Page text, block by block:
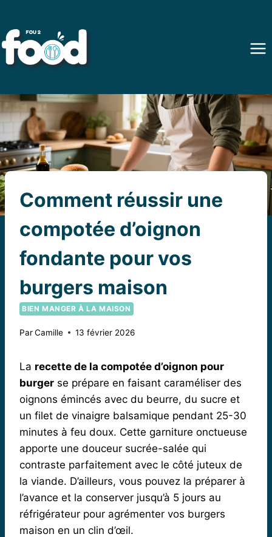
contenu
Comment réussir une
compotée d’oignon
fondante pour vos
burgers maison
BIEN MANGER À LA MAISON
ParCamille 13 février 2026
La recette de la compotée d’oignon pour
burger se prépare en faisant caraméliser des
oignons émincés avec du beurre, du sucre et
un filet de vinaigre balsamique pendant 25-30
minutes à feu doux. Cette garniture onctueuse
apporte une douceur sucrée-salée qui
contraste parfaitement avec le côté juteux de
la viande. D’ailleurs, vous pouvez la préparer à
l’avance et la conserver jusqu’à 5 jours au
réfrigérateur pour agrémenter vos burgers
maison en un clin d’œil.